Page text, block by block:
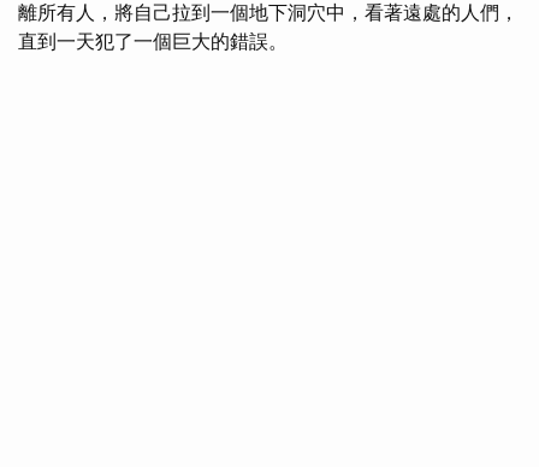
離所有人，將自己拉到一個地下洞穴中，看著遠處的人們，
直到一天犯了一個巨大的錯誤。